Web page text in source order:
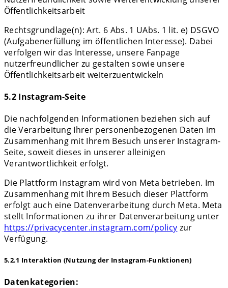
Öffentlichkeitsarbeit
Rechtsgrundlage(n): Art. 6 Abs. 1 UAbs. 1 lit. e) DSGVO
(Aufgabenerfüllung im öffentlichen Interesse). Dabei
verfolgen wir das Interesse, unsere Fanpage
nutzerfreundlicher zu gestalten sowie unsere
Öffentlichkeitsarbeit weiterzuentwickeln
5.2 Instagram-Seite
Die nachfolgenden Informationen beziehen sich auf
die Verarbeitung Ihrer personenbezogenen Daten im
Zusammenhang mit Ihrem Besuch unserer Instagram-
Seite, soweit dieses in unserer alleinigen
Verantwortlichkeit erfolgt.
Die Plattform Instagram wird von Meta betrieben. Im
Zusammenhang mit Ihrem Besuch dieser Plattform
erfolgt auch eine Datenverarbeitung durch Meta. Meta
stellt Informationen zu ihrer Datenverarbeitung unter
https://privacycenter.instagram.com/policy zur
Verfügung.
5.2.1 Interaktion (Nutzung der Instagram-Funktionen)
Datenkategorien: